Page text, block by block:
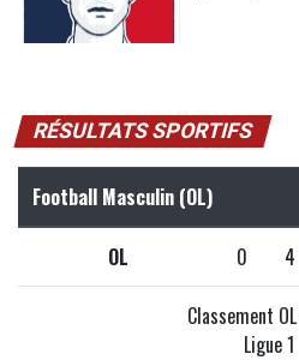
RÉSULTATS SPORTIFS
Football Masculin (OL)
OL 0 4
Classement
Ligue 1